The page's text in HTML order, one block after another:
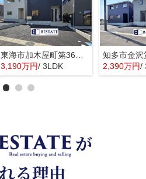
3,190万円/ 3LDK 2,390万円/